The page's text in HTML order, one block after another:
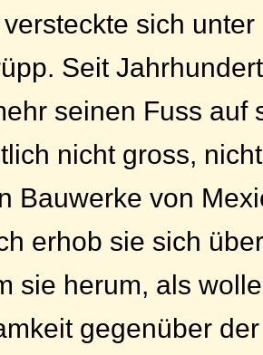
sich
Seit
seinen Fuss auf
nicht gross,
Bauwerke von
erhob sie sich
sie herum, als
gegenüber